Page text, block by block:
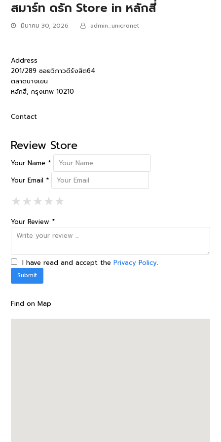
สมาร์ท ดรัก Store in หลักสี่
มีนาคม 30, 2026 admin_unicronet
Address
201/289 ซอยวิภาวดีรังสิต64
ตลาดบางเขน
หลักสี่, กรุงเทพ 10210
Contact
Review Store
Your Name *
Your Email *
★1 Star
★★2 Stars
★★★3 Stars
★★★★4 Stars
★★★★★5 Stars
Your Review *
I have read and accept thePrivacy Policy.
Find on Map